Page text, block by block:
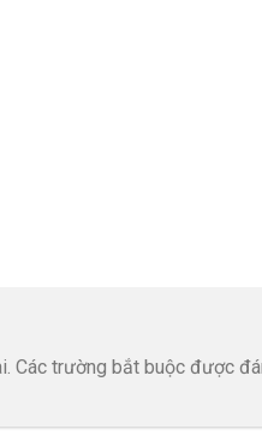
Các trường bắt buộc được